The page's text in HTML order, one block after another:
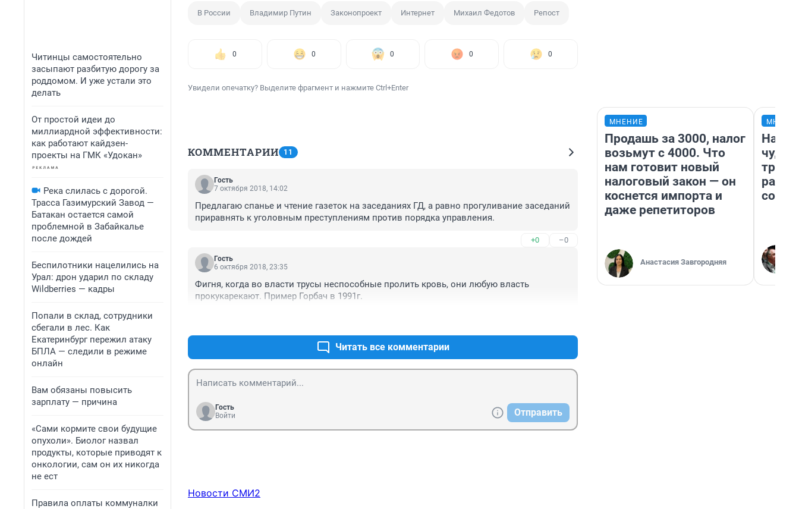
Читинцы самостоятельно
засыпают разбитую дорогу за
роддомом. И уже устали это
делать
От простой идеи до
миллиардной эффективности:
как работают кайдзен-
проекты на ГМК «Удокан»
Река слилась с дорогой.
Трасса Газимурский Завод —
Батакан остается самой
проблемной в Забайкалье
после дождей
Беспилотники нацелились на
Урал: дрон ударил по складу
Wildberries — кадры
Попали в склад, сотрудники
сбегали в лес. Как
Екатеринбург пережил атаку
БПЛА — следили в режиме
онлайн
Вам обязаны повысить
зарплату — причина
«Сами кормите свои будущие
опухоли». Биолог назвал
продукты, которые приводят к
онкологии, сам он их никогда
не ест
Правила оплаты коммуналки
В России Владимир Путин Законопроект Интернет Михаил Федотов Репост
0 0 0 0 0
Увидели опечатку? Выделите фрагмент и нажмите Ctrl+Enter
КОММЕНТАРИИ 11
Гость
7 октября 2018, 14:02
Предлагаю спанье и чтение газеток на заседаниях ГД, а равно прогуливание заседаний
приравнять к уголовным преступлениям против порядка управления.
+0 –0
Гость
6 октября 2018, 23:35
Фигня, когда во власти трусы неспособные пролить кровь, они любую власть
прокукарекают. Пример Горбач в 1991г.
Читать все комментарии
Гость
Войти
Отправить
Новости СМИ2
МНЕНИЕ
Продашь за 3000, налог
возьмут с 4000. Что
нам готовит новый
налоговый закон — он
коснется импорта и
даже репетиторов
Анастасия Завгородняя